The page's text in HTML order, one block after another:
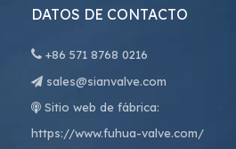
DATOS DE CONTACTO
 +86 571 8768 0216
 sales@sianvalve.com
 Sitio web de fábrica:
https://www.fuhua-valve.com/